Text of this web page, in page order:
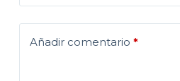
Añadir comentario *